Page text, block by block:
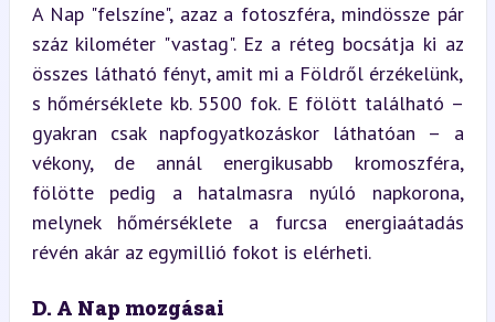
A Nap "felszíne", azaz a fotoszféra, mindössze pár
száz kilométer "vastag". Ez a réteg bocsátja ki az
összes látható fényt, amit mi a Földről érzékelünk,
s hőmérséklete kb. 5500 fok. E fölött található –
gyakran csak napfogyatkozáskor láthatóan – a
vékony, de annál energikusabb kromoszféra,
fölötte pedig a hatalmasra nyúló napkorona,
melynek hőmérséklete a furcsa energiaátadás
révén akár az egymillió fokot is elérheti.
D. A Nap mozgásai